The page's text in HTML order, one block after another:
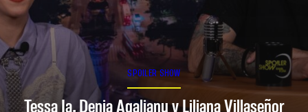
SPOILER SHOW
Tessa Ia, Denia Agalianu y Liliana Villaseñor